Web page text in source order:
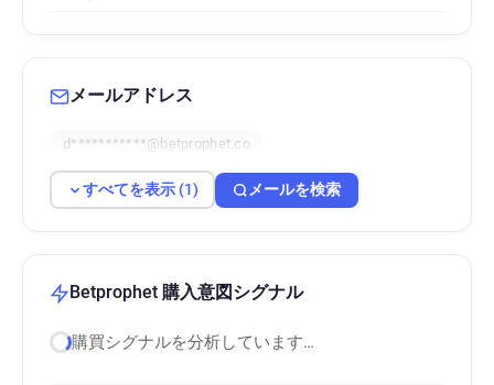
メールアドレス
d***********@betprophet.co
すべてを表示 (1) メールを検索
Betprophet 購入意図シグナル
購買シグナルを分析しています…